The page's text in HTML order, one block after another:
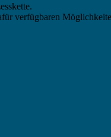
verfügbaren